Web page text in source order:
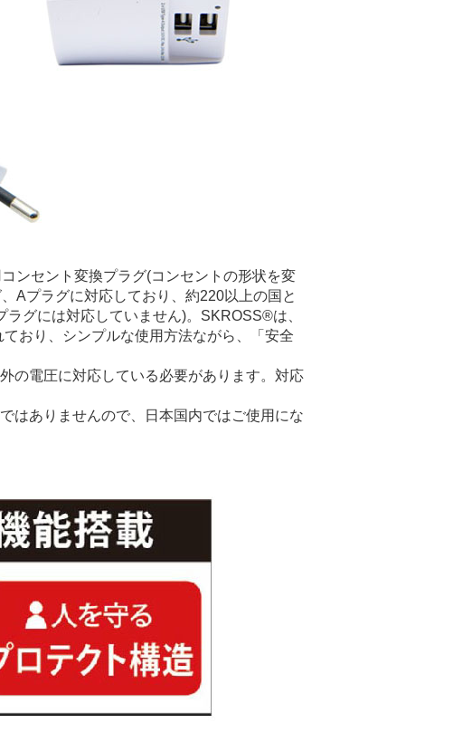
ンセント変換プラグ(コンセントの形状を変
Aプラグに対応しており、約220以上の国と
グには対応していません)。SKROSS®は、
おり、シンプルな使用方法ながら、「安全
の電圧に対応している必要があります。対応
はありませんので、日本国内ではご使用にな